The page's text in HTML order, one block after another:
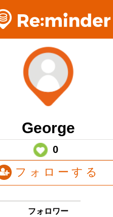
George
0
フォローする
フォロワー